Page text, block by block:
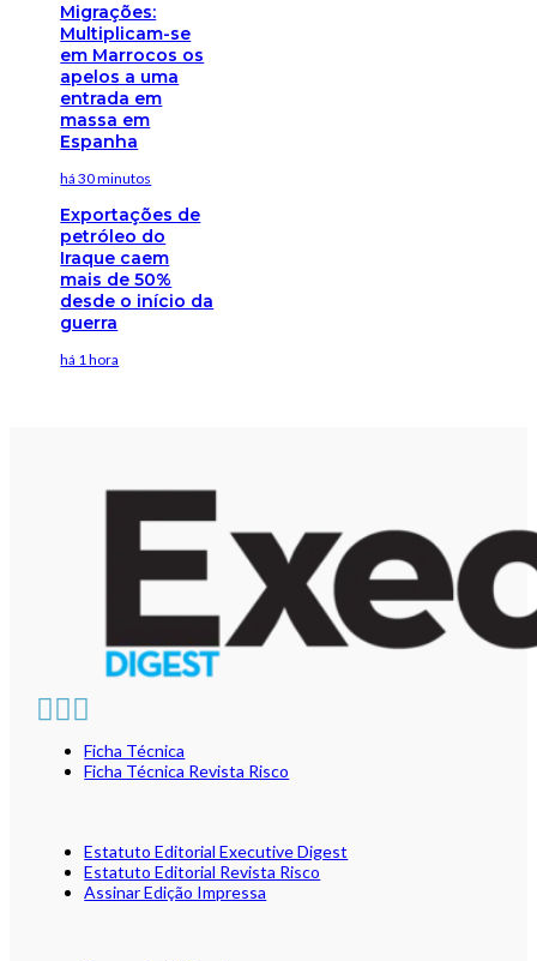
Migrações:
Multiplicam-se
em Marrocos os
apelos a uma
entrada em
massa em
Espanha
há 30 minutos
Exportações de
petróleo do
Iraque caem
mais de 50%
desde o início da
guerra
há 1 hora
Ficha Técnica
Ficha Técnica Revista Risco
Estatuto Editorial Executive Digest
Estatuto Editorial Revista Risco
Assinar Edição Impressa